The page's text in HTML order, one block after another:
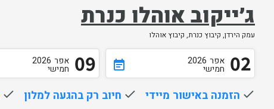
ג׳ייקוב אוהלו כנרת
עמק הירדן, קיבוץ כנרת, קיבוץ אוהלו
event_note 02 אפר 2026
חמישי 09 אפר 2026
חמישי
done הזמנה באישור מיידי done חיוב רק בהגעה למלון done